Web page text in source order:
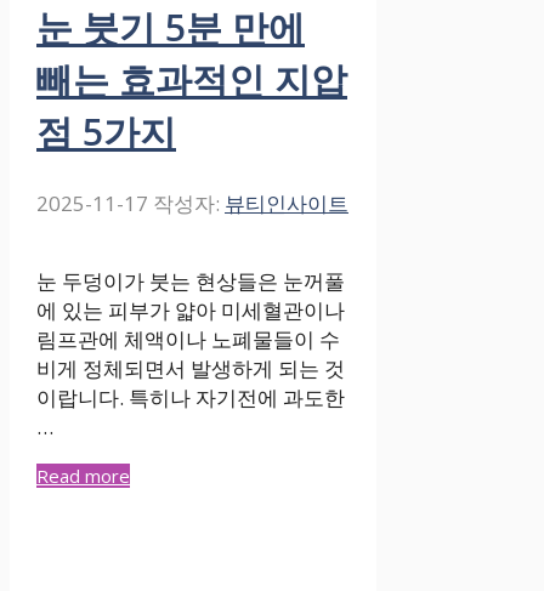
눈 붓기 5분 만에
빼는 효과적인 지압
점 5가지
2025-11-17 작성자: 뷰티인사이트
눈 두덩이가 붓는 현상들은 눈꺼풀
에 있는 피부가 얇아 미세혈관이나
림프관에 체액이나 노폐물들이 수
비게 정체되면서 발생하게 되는 것
이랍니다. 특히나 자기전에 과도한
…
Read more